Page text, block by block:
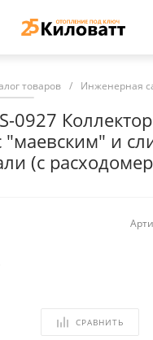
товаров / Инженерная
0927
"маевским" и
(с
СРАВНИТЬ